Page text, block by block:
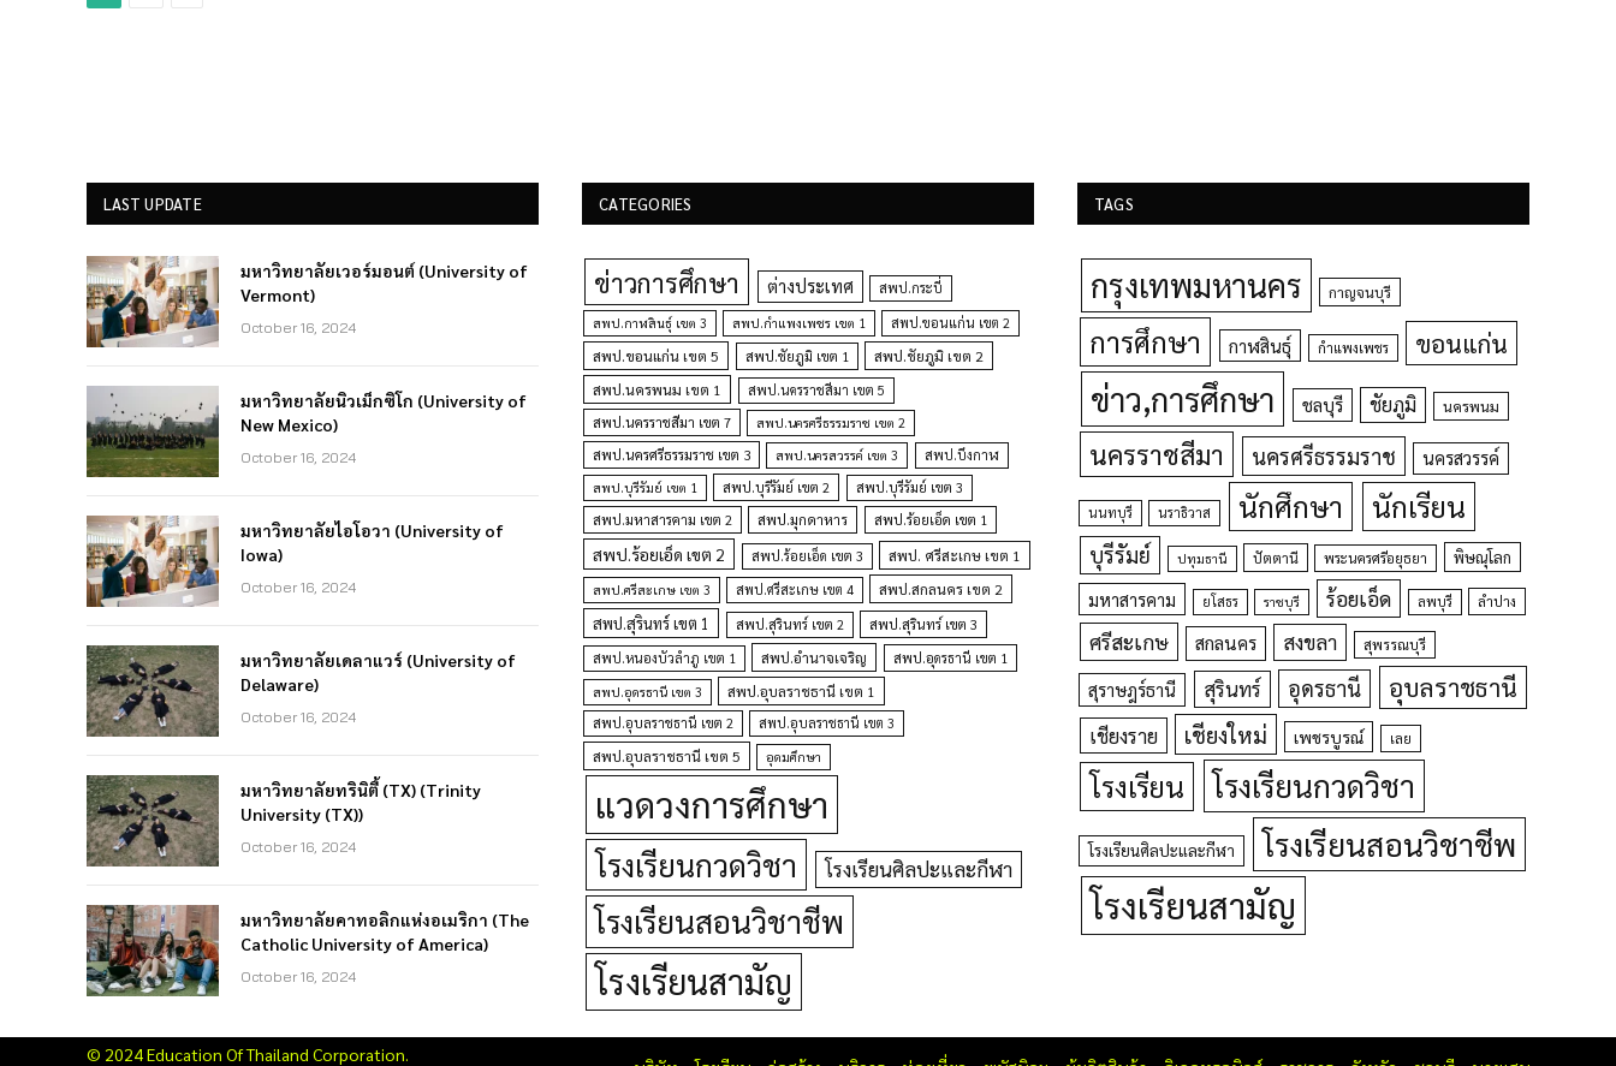
LAST UPDATE
มหาวิทยาลัยเวอร์มอนต์ (University of
Vermont)
October 16, 2024
มหาวิทยาลัยนิวเม็กซิโก (University of
New Mexico)
October 16, 2024
มหาวิทยาลัยไอโอวา (University of
Iowa)
October 16, 2024
มหาวิทยาลัยเดลาแวร์ (University of
Delaware)
October 16, 2024
มหาวิทยาลัยทรินิตี้ (TX) (Trinity
University (TX))
October 16, 2024
มหาวิทยาลัยคาทอลิกแห่งอเมริกา (The
Catholic University of America)
October 16, 2024
CATEGORIES
ข่าวการศึกษา ต่างประเทศ สพป.กระบี่
สพป.กาฬสินธุ์ เขต 3 สพป.กำแพงเพชร เขต 1 สพป.ขอนแก่น เขต 2
สพป.ขอนแก่น เขต 5 สพป.ชัยภูมิ เขต 1
สพป.ชัยภูมิ เขต 2
สพป.นครพนม เขต 1
สพป.นครราชสีมา เขต 5
สพป.นครราชสีมา เขต 7
สพป.นครศรีธรรมราช เขต 2
สพป.นครศรีธรรมราช เขต 3 สพป.นครสวรรค์ เขต 3
สพป.บึงกาฬ
สพป.บุรีรัมย์ เขต 1
สพป.บุรีรัมย์ เขต 2
สพป.บุรีรัมย์ เขต 3
สพป.มหาสารคาม เขต 2
สพป.มุกดาหาร สพป.ร้อยเอ็ด เขต 1
สพป.ร้อยเอ็ด เขต 2 สพป.ร้อยเอ็ด เขต 3 สพป. ศรีสะเกษ เขต 1
สพป.ศรีสะเกษ เขต 3 สพป.ศรีสะเกษ เขต 4 สพป.สกลนคร เขต 2
สพป.สุรินทร์ เขต 1 สพป.สุรินทร์ เขต 2
สพป.สุรินทร์ เขต 3
สพป.หนองบัวลำภู เขต 1
สพป.อำนาจเจริญ
สพป.อุดรธานี เขต 1
สพป.อุดรธานี เขต 3
สพป.อุบลราชธานี เขต 1
สพป.อุบลราชธานี เขต 2 สพป.อุบลราชธานี เขต 3
สพป.อุบลราชธานี เขต 5 อุดมศึกษา
แวดวงการศึกษา
โรงเรียนกวดวิชา โรงเรียนศิลปะและกีฬา
โรงเรียนสอนวิชาชีพ
โรงเรียนสามัญ
TAGS
กรุงเทพมหานคร กาญจนบุรี
การศึกษา กาฬสินธุ์ กำแพงเพชร ขอนแก่น
ข่าว,การศึกษา ชลบุรี ชัยภูมิ นครพนม
นครราชสีมา นครศรีธรรมราช นครสวรรค์
นนทบุรี นราธิวาส นักศึกษา นักเรียน
บุรีรัมย์ ปทุมธานี ปัตตานี พระนครศรีอยุธยา พิษณุโลก
มหาสารคาม ยโสธร ราชบุรี ร้อยเอ็ด ลพบุรี ลำปาง
ศรีสะเกษ สกลนคร สงขลา สุพรรณบุรี
สุราษฎร์ธานี สุรินทร์ อุดรธานี อุบลราชธานี
เชียงราย เชียงใหม่ เพชรบูรณ์ เลย
โรงเรียน โรงเรียนกวดวิชา
โรงเรียนศิลปะและกีฬา โรงเรียนสอนวิชาชีพ
โรงเรียนสามัญ
© 2024 Education Of Thailand Corporation.